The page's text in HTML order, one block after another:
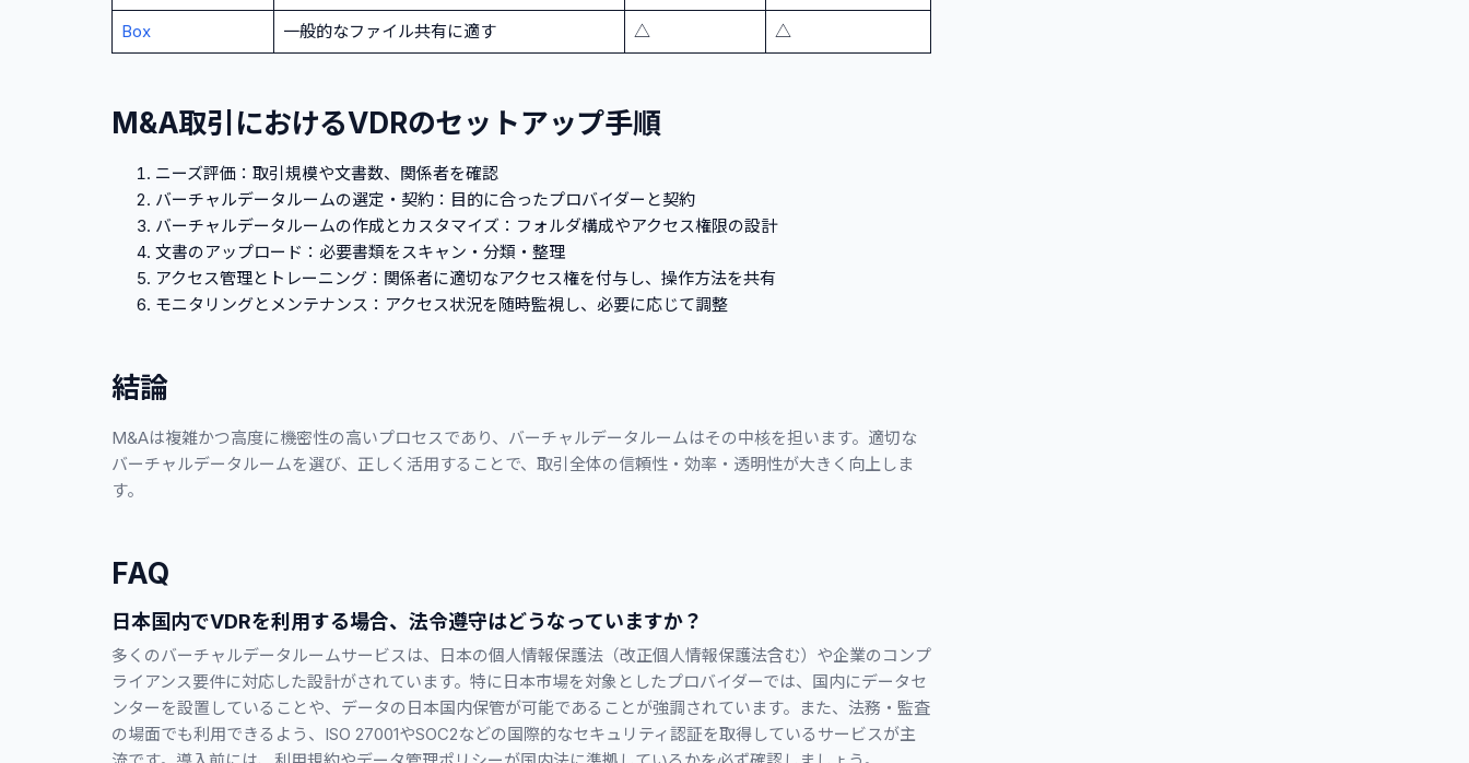
Box 一般的なファイル共有に適す △ △
M&A取引におけるVDRのセットアップ手順
ニーズ評価：取引規模や文書数、関係者を確認
バーチャルデータルームの選定・契約：目的に合ったプロバイダーと契約
バーチャルデータルームの作成とカスタマイズ：フォルダ構成やアクセス権限の設計
文書のアップロード：必要書類をスキャン・分類・整理
アクセス管理とトレーニング：関係者に適切なアクセス権を付与し、操作方法を共有
モニタリングとメンテナンス：アクセス状況を随時監視し、必要に応じて調整
結論
M&Aは複雑かつ高度に機密性の高いプロセスであり、バーチャルデータルームはその中核を担います。適切な
バーチャルデータルームを選び、正しく活用することで、取引全体の信頼性・効率・透明性が大きく向上しま
す。
FAQ
日本国内でVDRを利用する場合、法令遵守はどうなっていますか？
多くのバーチャルデータルームサービスは、日本の個人情報保護法（改正個人情報保護法含む）や企業のコンプ
ライアンス要件に対応した設計がされています。特に日本市場を対象としたプロバイダーでは、国内にデータセ
ンターを設置していることや、データの日本国内保管が可能であることが強調されています。また、法務・監査
の場面でも利用できるよう、ISO 27001やSOC2などの国際的なセキュリティ認証を取得しているサービスが主